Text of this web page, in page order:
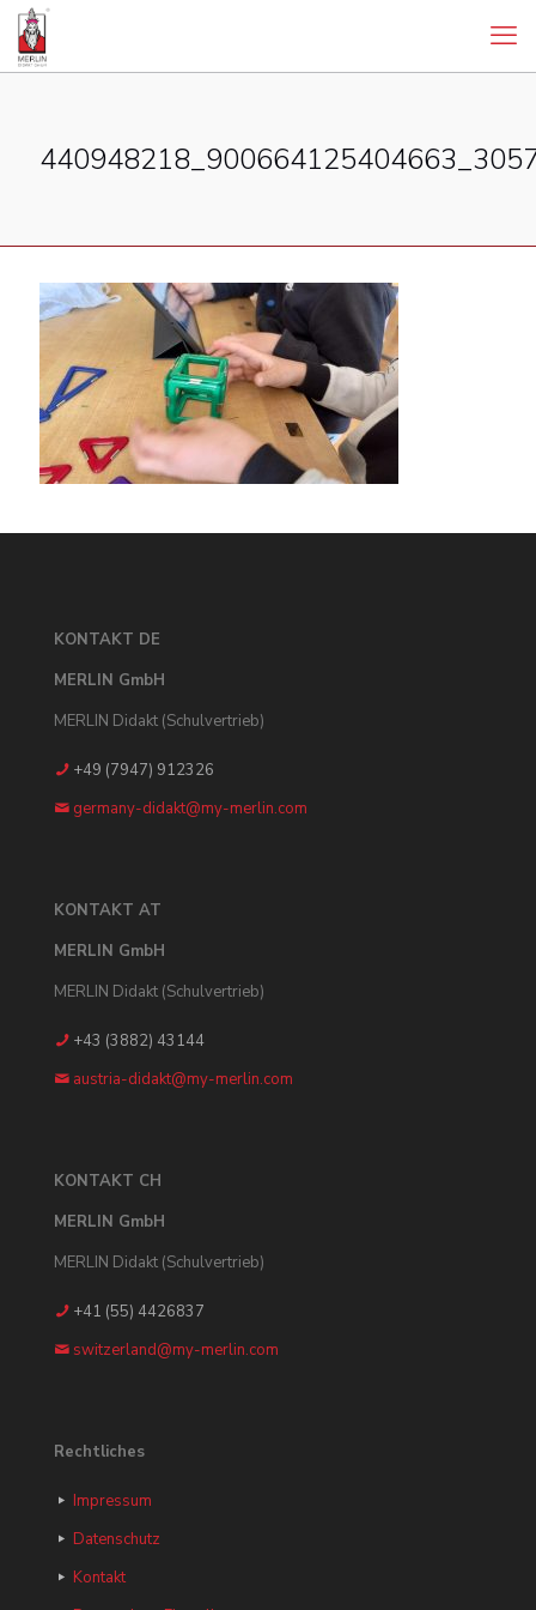
KONTAKT DE
MERLIN GmbH
MERLIN Didakt (Schulvertrieb)
+49 (7947) 912326
germany-didakt@my-merlin.com
KONTAKT AT
MERLIN GmbH
MERLIN Didakt (Schulvertrieb)
+43 (3882) 43144
austria-didakt@my-merlin.com
KONTAKT CH
MERLIN GmbH
MERLIN Didakt (Schulvertrieb)
+41 (55) 4426837
switzerland@my-merlin.com
Rechtliches
Impressum
Datenschutz
Kontakt